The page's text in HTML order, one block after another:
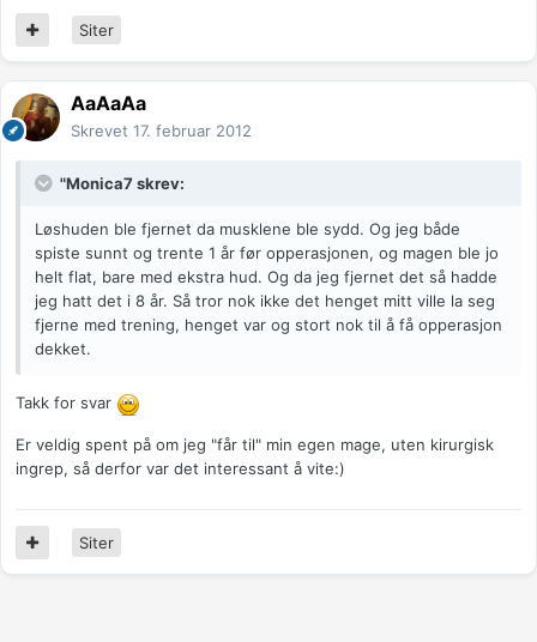
Siter
AaAaAa
Skrevet 17. februar 2012
"Monica7 skrev:
Løshuden ble fjernet da musklene ble sydd. Og jeg både
spiste sunnt og trente 1 år før opperasjonen, og magen ble jo
helt flat, bare med ekstra hud. Og da jeg fjernet det så hadde
jeg hatt det i 8 år. Så tror nok ikke det henget mitt ville la seg
fjerne med trening, henget var og stort nok til å få opperasjon
dekket.
Takk for svar
Er veldig spent på om jeg "får til" min egen mage, uten kirurgisk
ingrep, så derfor var det interessant å vite:)
Siter